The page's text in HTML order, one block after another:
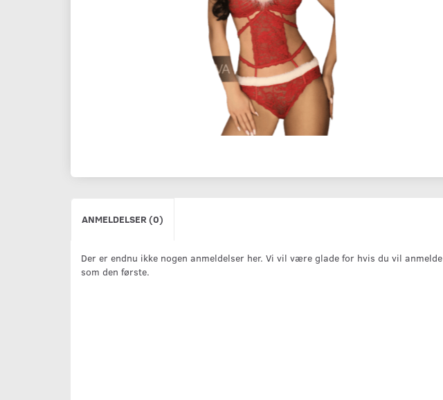
ANMELDELSER (0)
Der er endnu ikke nogen anmeldelser her. Vi vil være glade for hvis du vil anmelde
som den første.